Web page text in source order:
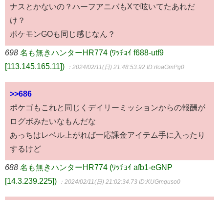
ナスとかないの？ハーフアニバもXで呟いてたあれだ
け？
ポケモンGOも同じ感じなん？
698 名も無きハンターHR774 (ﾜｯﾁｮｲ f688-utf9
[113.145.165.11])
：2024/02/11(日) 21:48:53.92 ID:rloaGmPg0
>>686
ポケゴもこれと同じくデイリーミッションからの報酬が
ログボみたいなもんだな
あっちはレベル上がれば一応課金アイテム手に入ったり
するけど
688 名も無きハンターHR774 (ﾜｯﾁｮｲ afb1-eGNP
[14.3.239.225])
：2024/02/11(日) 21:02:34.73 ID:KUGmquso0